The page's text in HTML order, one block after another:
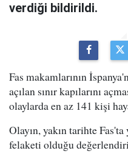
verdiği bildirildi.
Fas makamlarının
açılan sınır kapılarını
olaylarda en az 141 kişi
Olayın, yakın tarihte
felaketi olduğu